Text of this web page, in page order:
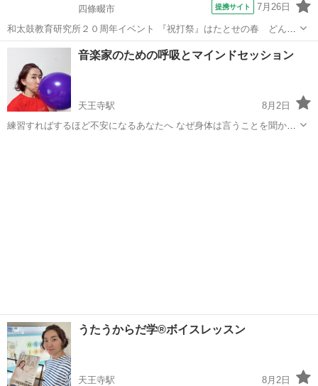
四條畷市 提携サイト 7月26日
和太鼓教育研究所２０周年イベント 『祝打祭』はたとせの春 どん
パ！４０ 開催 いよいよ迫ってきました！ 和太鼓と篠笛の演奏を通し
て人とひとがつながる 人の輪を楽しみ エネルギーを感じ合う 元気と
希望を持って明日からの生活に...
大阪 四條畷市 和太鼓
音楽家のための呼吸とマインドセッション
天王寺駅
8月2日
練習すればするほど不安になるあなたへ なぜ身体は言うことを聞かな
うたうからだ学®︎ボイスレッスン
天王寺駅
8月2日